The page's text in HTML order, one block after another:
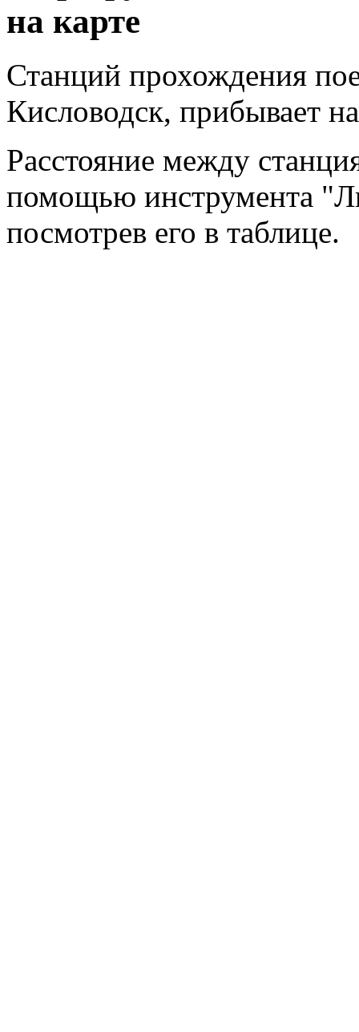
на карте
Станций прохождения
Кисловодск, прибывает
Расстояние между
помощью инструмента
посмотрев его в таблице.